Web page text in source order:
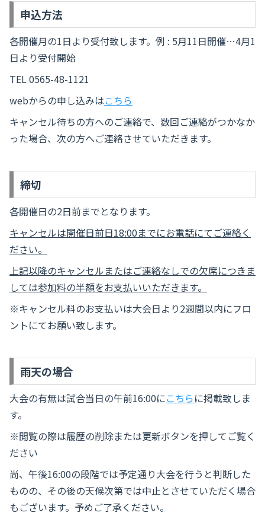
申込方法
各開催月の1日より受付致します。例 : 5月11日開催…4月1
日より受付開始
TEL 0565-48-1121
webからの申し込みはこちら
キャンセル待ちの方へのご連絡で、数回ご連絡がつかなか
った場合、次の方へご連絡させていただきます。
締切
各開催日の2日前までとなります。
キャンセルは開催日前日18:00までにお電話にてご連絡く
ださい。
上記以降のキャンセルまたはご連絡なしでの欠席につきま
しては参加料の半額をお支払いいただきます。
※キャンセル料のお支払いは大会日より2週間以内にフロ
ントにてお願い致します。
雨天の場合
大会の有無は試合当日の午前16:00にこちらに掲載致しま
す。
※閲覧の際は履歴の削除または更新ボタンを押してご覧く
ださい
尚、午後16:00の段階では予定通り大会を行うと判断した
ものの、その後の天候次第では中止とさせていただく場合
もございます。予めご了承ください。